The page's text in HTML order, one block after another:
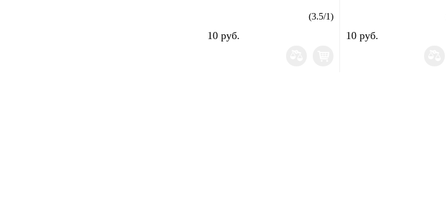
(3.5/1)
10 руб. 10 руб.